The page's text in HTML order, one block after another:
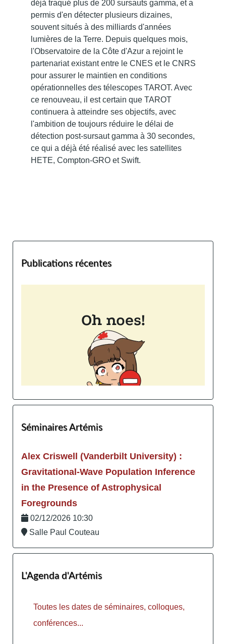
déjà traqué plus de 200 sursauts gamma, et a
permis d'en détecter plusieurs dizaines,
souvent situés à des milliards d'années
lumières de la Terre. Depuis quelques mois,
l'Observatoire de la Côte d'Azur a rejoint le
partenariat existant entre le CNES et le CNRS
pour assurer le maintien en conditions
opérationnelles des télescopes TAROT. Avec
ce renouveau, il est certain que TAROT
continuera à atteindre ses objectifs, avec
l'ambition de toujours réduire le délai de
détection post-sursaut gamma à 30 secondes,
ce qui a déjà été réalisé avec les satellites
HETE, Compton-GRO et Swift.
Publications récentes
Séminaires Artémis
Alex Criswell (Vanderbilt University) :
Gravitational-Wave Population Inference
in the Presence of Astrophysical
Foregrounds
02/12/2026 10:30
Salle Paul Couteau
L'Agenda d'Artémis
Toutes les dates de séminaires, colloques,
conférences...